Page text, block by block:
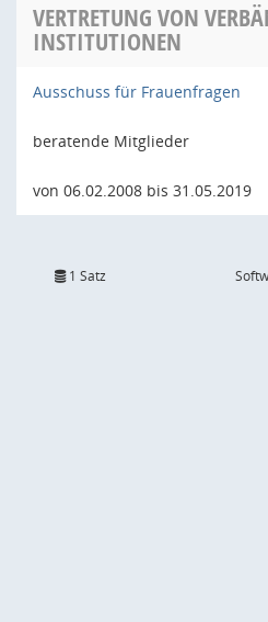
VERTRETUNG VON
INSTITUTIONEN
Ausschuss für Frauenfragen
beratende Mitglieder
von 06.02.2008 bis 31.05.2019
1 Satz